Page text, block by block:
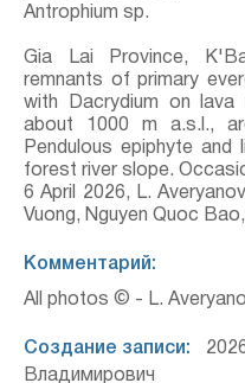
Antrophium sp.
Gia Lai Province,
remnants of primary
with Dacrydium on
about 1000 m a.s.l.,
Pendulous epiphyte and
forest river slope.
6 April 2026, L.
Vuong, Nguyen Quoc
Комментарий:
All photos © - L.
Создание записи:
Владимирович